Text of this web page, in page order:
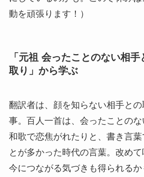
動を頑張ります！）
「元祖 会ったことのない相手
取り」から学ぶ
翻訳者は、顔を知らない相手と
事。百人一首は、会ったことの
和歌で恋焦がれたりと、書き言葉
とが多かった時代の言葉。改めて
今につながる気づきも得られるか